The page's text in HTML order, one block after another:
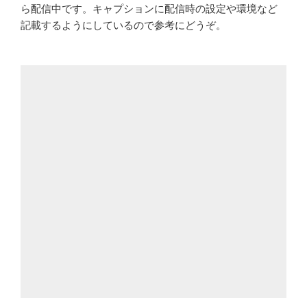
ら配信中です。キャプションに配信時の設定や環境など
記載するようにしているので参考にどうぞ。